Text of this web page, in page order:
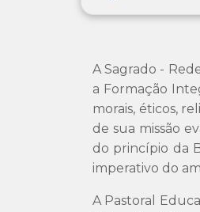
A Sagrado -
a Formação
morais, éticos,
de sua missão
do princípio da
imperativo do
A Pastoral